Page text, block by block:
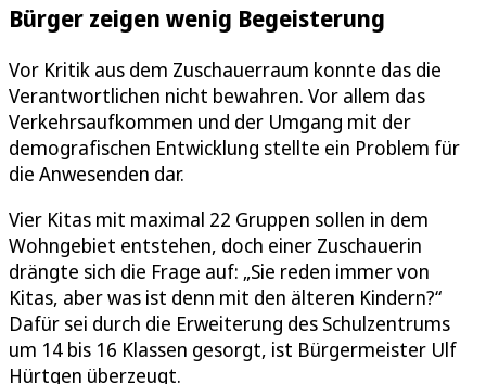
Bürger zeigen wenig Begeisterung
Vor Kritik aus dem Zuschauerraum konnte das die
Verantwortlichen nicht bewahren. Vor allem das
Verkehrsaufkommen und der Umgang mit der
demografischen Entwicklung stellte ein Problem für
die Anwesenden dar.
Vier Kitas mit maximal 22 Gruppen sollen in dem
Wohngebiet entstehen, doch einer Zuschauerin
drängte sich die Frage auf: „Sie reden immer von
Kitas, aber was ist denn mit den älteren Kindern?“
Dafür sei durch die Erweiterung des Schulzentrums
um 14 bis 16 Klassen gesorgt, ist Bürgermeister Ulf
Hürtgen überzeugt.